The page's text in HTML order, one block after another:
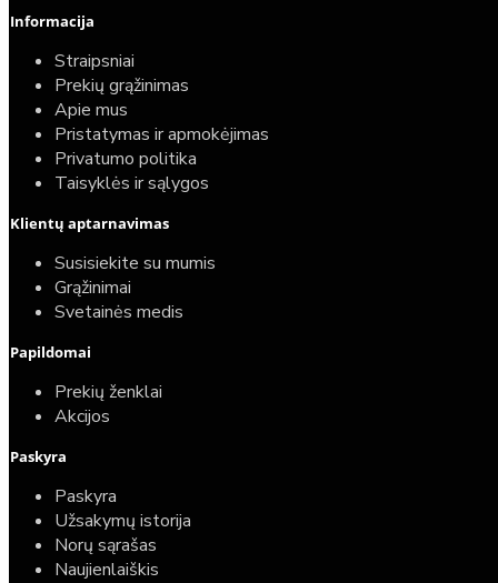
Informacija
Straipsniai
Prekių grąžinimas
Apie mus
Pristatymas ir apmokėjimas
Privatumo politika
Taisyklės ir sąlygos
Klientų aptarnavimas
Susisiekite su mumis
Grąžinimai
Svetainės medis
Papildomai
Prekių ženklai
Akcijos
Paskyra
Paskyra
Užsakymų istorija
Norų sąrašas
Naujienlaiškis